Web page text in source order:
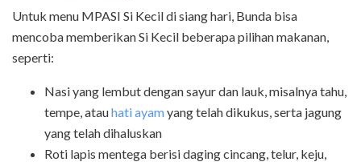
Untuk menu MPASI Si Kecil di siang hari, Bunda bisa
mencoba memberikan Si Kecil beberapa pilihan makanan,
seperti:
Nasi yang lembut dengan sayur dan lauk, misalnya tahu,
tempe, atauhati ayamyang telah dikukus, serta jagung
yang telah dihaluskan
Roti lapis mentega berisi daging cincang, telur, keju,